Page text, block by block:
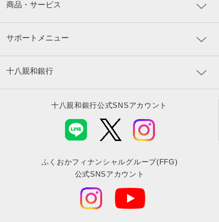
商品・サービス
サポートメニュー
十八親和銀行
十八親和銀行公式SNSアカウント
ふくおかフィナンシャルグループ(FFG)
公式SNSアカウント